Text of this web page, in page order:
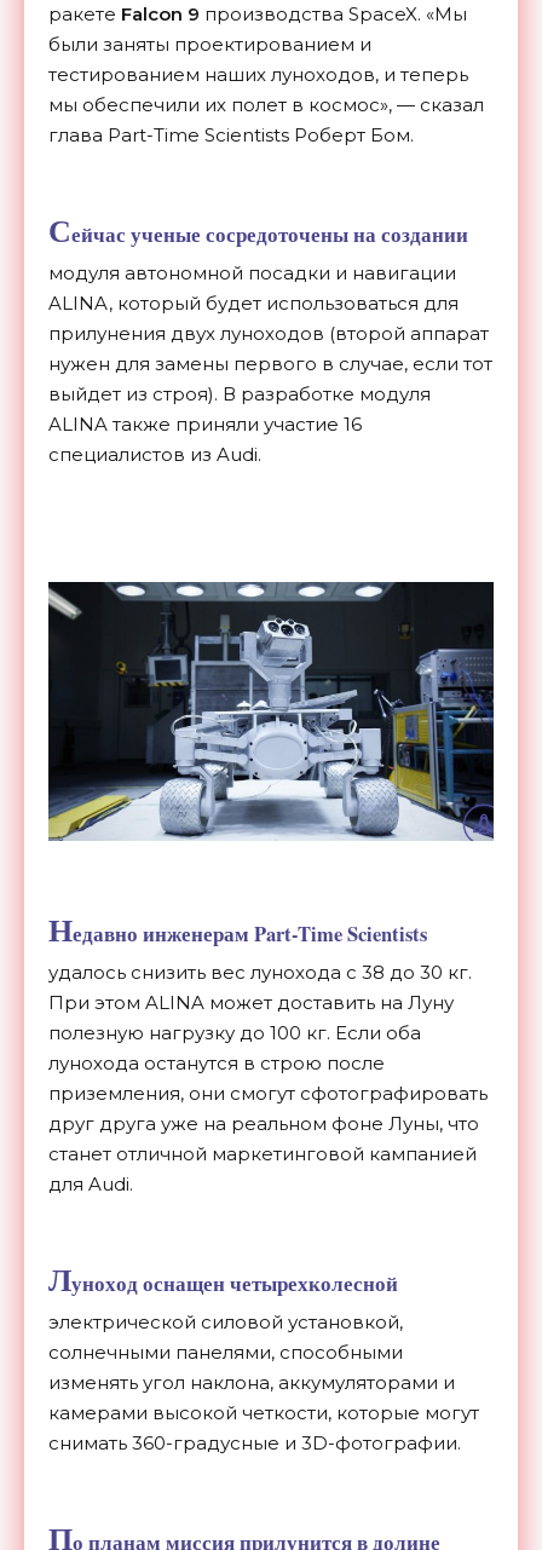
ракете Falcon 9 производства SpaceX. «Мы
были заняты проектированием и
тестированием наших луноходов, и теперь
мы обеспечили их полет в космос», — сказал
глава Part-Time Scientists Роберт Бом.
Сейчас ученые сосредоточены на создании
модуля автономной посадки и навигации
ALINA, который будет использоваться для
прилунения двух луноходов (второй аппарат
нужен для замены первого в случае, если тот
выйдет из строя). В разработке модуля
ALINA также приняли участие 16
специалистов из Audi.
Недавно инженерам Part-Time Scientists
удалось снизить вес лунохода с 38 до 30 кг.
При этом ALINA может доставить на Луну
полезную нагрузку до 100 кг. Если оба
лунохода останутся в строю после
приземления, они смогут сфотографировать
друг друга уже на реальном фоне Луны, что
станет отличной маркетинговой кампанией
для Audi.
Луноход оснащен четырехколесной
электрической силовой установкой,
солнечными панелями, способными
изменять угол наклона, аккумуляторами и
камерами высокой четкости, которые могут
снимать 360-градусные и 3D-фотографии.
По планам миссия прилунится в долине